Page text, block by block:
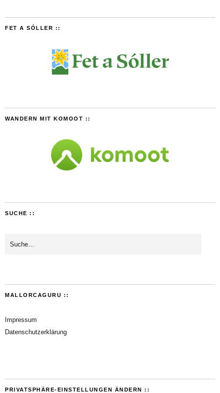
FET A SÓLLER ::
WANDERN MIT KOMOOT ::
SUCHE ::
MALLORCAGURU ::
Impressum
Datenschutzerklärung
PRIVATSPHÄRE-EINSTELLUNGEN ÄNDERN ::